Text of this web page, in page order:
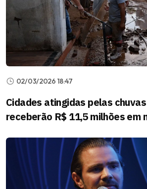
02/03/2026 18:47
Cidades atingidas pelas
receberão R$ 11,5 milhões em